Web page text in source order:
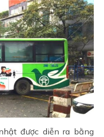
được diễn ra bằng